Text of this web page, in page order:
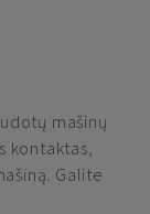
mašinų
kontaktas,
Galite